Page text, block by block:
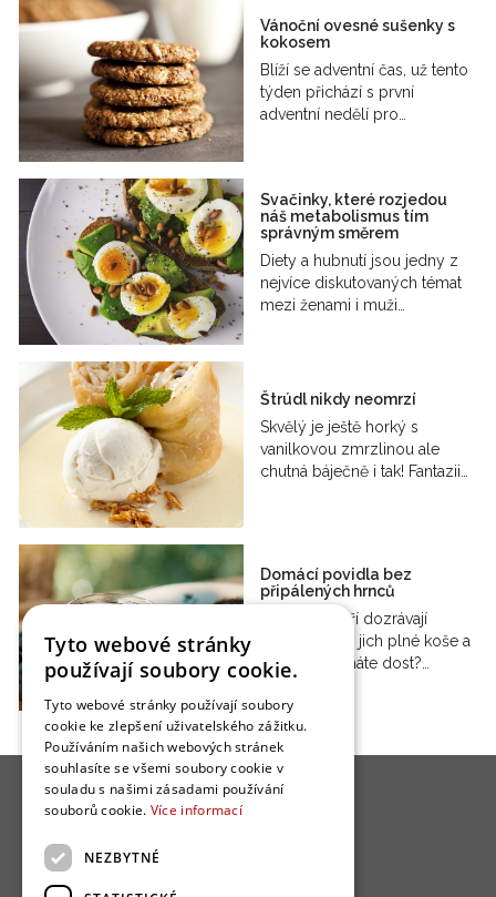
Vánoční ovesné sušenky s
kokosem
Blíží se adventní čas, už tento
týden přichází s první
adventní nedělí pro…
Svačinky, které rozjedou
náš metabolismus tím
správným směrem
Diety a hubnutí jsou jedny z
nejvíce diskutovaných témat
mezi ženami i muži…
Štrúdl nikdy neomrzí
Skvělý je ještě horký s
vanilkovou zmrzlinou ale
chutná báječně i tak! Fantazii…
Domácí povidla bez
připálených hrnců
V srpnu a září dozrávají
švestky. Máte jich plné koše a
pálenky už máte dost?…
Tyto webové stránky
používají soubory cookie.
Tyto webové stránky používají soubory
cookie ke zlepšení uživatelského zážitku.
Používáním našich webových stránek
souhlasíte se všemi soubory cookie v
souladu s našimi zásadami používání
souborů cookie. Více informací
NEZBYTNÉ